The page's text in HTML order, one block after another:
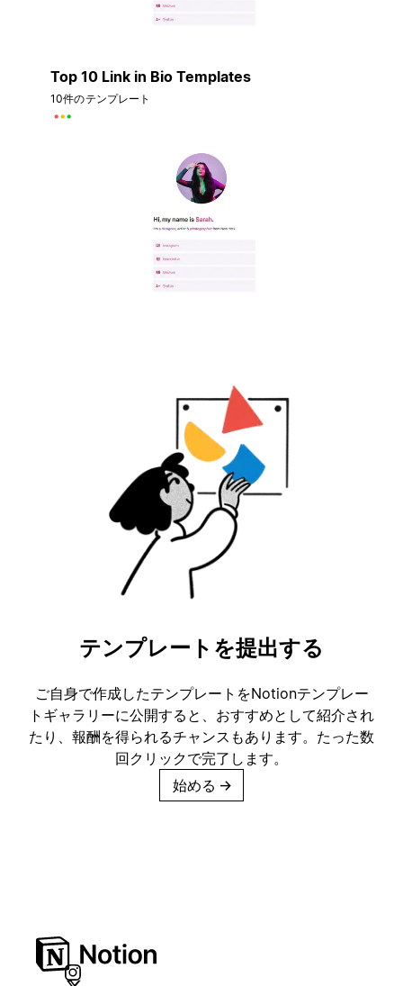
Top 10 Link in Bio Templates
10件のテンプレート
テンプレートを提出する
ご自身で作成したテンプレートをNotionテンプレー
トギャラリーに公開すると、おすすめとして紹介され
たり、報酬を得られるチャンスもあります。たった数
回クリックで完了します。
始める →